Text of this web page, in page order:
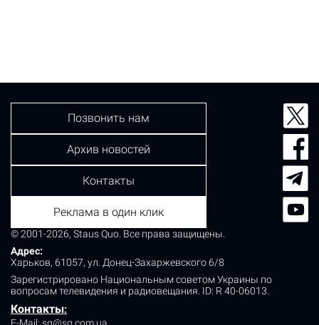
© 2001-2026, Staus Quo. Все права защищены.
Адрес:
Харьков, 61057, ул. Донец-Захаржевского 6/8
Зарегистрировано Национальным советом Украины по
вопросам телевидения и радиовещания. ID: R 40-06013.
Контакты:
E-Mail: sq@sq.com.ua
Позвонить нам
Архив новостей
Контакты
Реклама в один клик